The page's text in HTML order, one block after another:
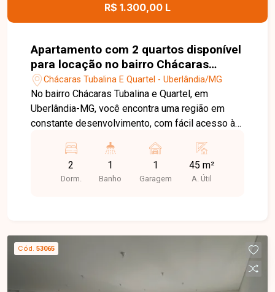
R$ 1.300,00 L
Apartamento com 2 quartos disponível
para locação no bairro Chácaras
Tubalina E Quartel em Uberlândia-MG
Chácaras Tubalina E Quartel - Uberlândia/MG
No bairro Chácaras Tubalina e Quartel, em
Uberlândia-MG, você encontra uma região em
constante desenvolvimento, com fácil acesso às
supermercados, escolas, farmácias e diversos
comércios, proporcionando praticidade e
qualidade de vida. Apartamento disponível para
1 vaga de garagem. Os ambientes são bem
distribuídos, oferecendo conforto e
funcionalidade para o dia a dia. O condomínio
dispõe de portaria 24 horas, playground, quadra
2
Dorm.
1
Banho
1
Garagem
45 m²
A. Útil
Cód. 53065